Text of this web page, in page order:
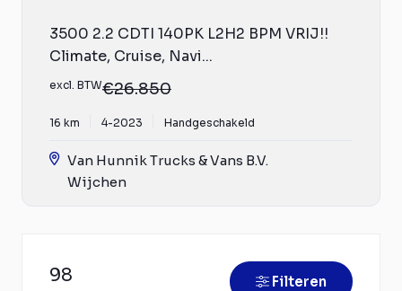
3500 2.2 CDTI 140PK L2H2 BPM VRIJ!!
Climate, Cruise, Navi...
excl. BTW€26.850
16 km 4-2023 Handgeschakeld
Van Hunnik Trucks & Vans B.V.
Wijchen
98
Filteren